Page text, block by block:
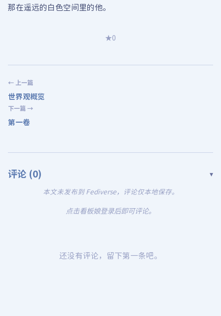
那在遥远的白色空间里的他。
★0
← 上一篇
世界观概览
下一篇 →
第一卷
评论 (0) ▾
本文未发布到 Fediverse，评论仅本地保存。
点击看板娘登录后即可评论。
还没有评论，留下第一条吧。